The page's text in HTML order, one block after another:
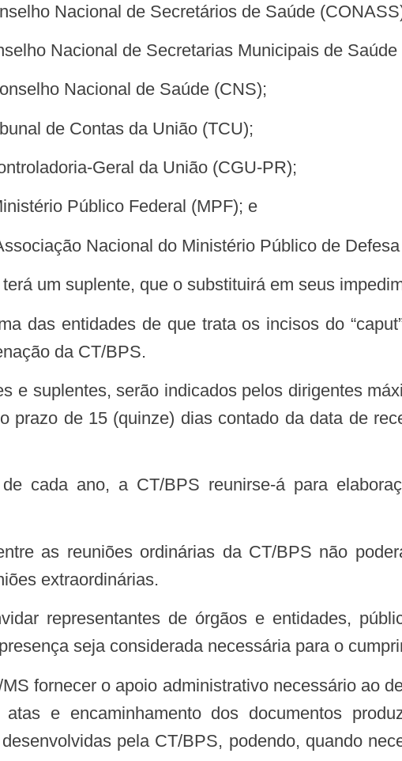
Nacional de Secretários de Saúde
Nacional de Secretarias Municipais de
Nacional de Saúde (CNS);
de Contas da União (TCU);
Geral da União (CGU-PR);
Público Federal (MPF); e
Nacional do Ministério Público de
um suplente, que o substituirá em seus
das entidades de que trata os incisos do
da CT/BPS.
e suplentes, serão indicados pelos dirigentes
prazo de 15 (quinze) dias contado da data de
extraordinárias.
seja considerada necessária para o
e encaminhamento dos documentos
pela CT/BPS, podendo, quando